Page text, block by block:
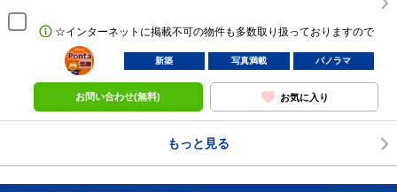
☆インターネットに掲載不可の物件も多数取り扱っておりますので
ポンタ
部屋
新築 写真満載 パノラマ
お問い合わせ(無料) お気に入り
もっと見る